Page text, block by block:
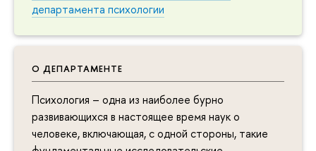
департамента психологии
О ДЕПАРТАМЕНТЕ
Психология – одна из наиболее бурно
развивающихся в настоящее время наук о
человеке, включающая, с одной стороны, такие